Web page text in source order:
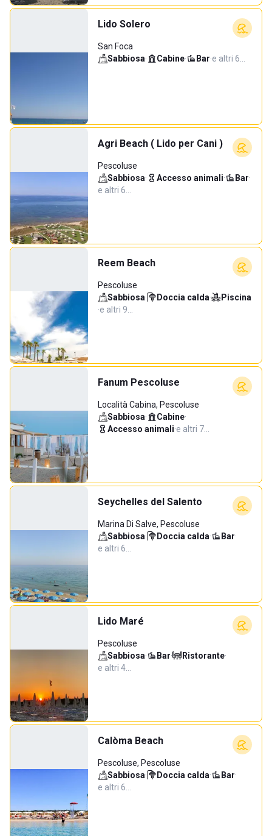
Lido Solero
San Foca
Sabbiosa· Cabine· Bar·e altri 6…
Agri Beach ( Lido per Cani )
Pescoluse
Sabbiosa· Accesso animali· Bar·
e altri 6…
Reem Beach
Pescoluse
Sabbiosa· Doccia calda·
Piscina
·e altri 9…
Fanum Pescoluse
Località Cabina, Pescoluse
Sabbiosa· Cabine·
Accesso animali·e altri 7…
Seychelles del Salento
Marina Di Salve, Pescoluse
Sabbiosa· Doccia calda· Bar·
e altri 6…
Lido Maré
Pescoluse
Sabbiosa· Bar· Ristorante·
e altri 4…
Calòma Beach
Pescoluse, Pescoluse
Sabbiosa· Doccia calda· Bar·
e altri 6…